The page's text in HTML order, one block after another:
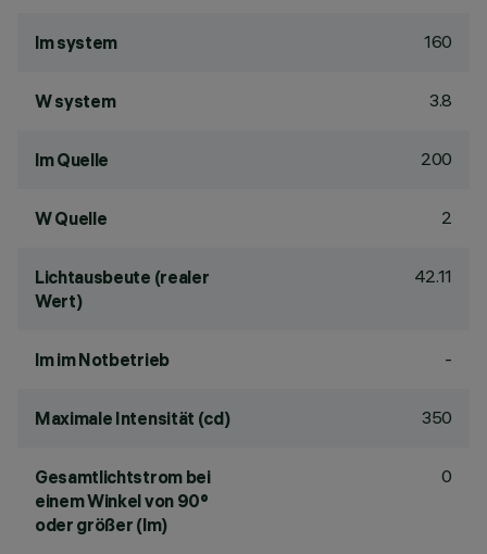
lm system 160
W system 3.8
lm Quelle 200
W Quelle 2
Lichtausbeute (realer
Wert)
42.11
lm im Notbetrieb -
Maximale Intensität (cd) 350
Gesamtlichtstrom bei
einem Winkel von 90°
oder größer (lm)
0